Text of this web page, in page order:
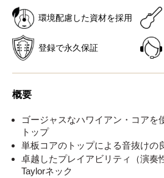
環境配慮した資材を採用
登録で永久保証
概要
ゴージャスなハワイアン・コアを
トップ
単板コアのトップによる音抜けの
卓越したプレイアビリティ（演奏
Taylorネック